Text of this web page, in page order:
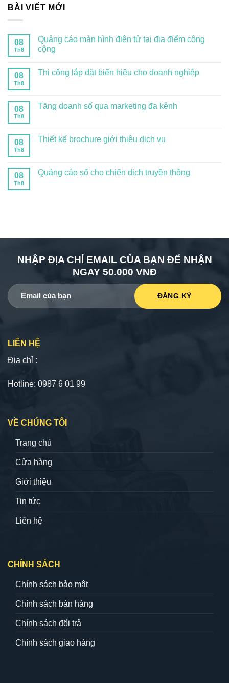
BÀI VIẾT MỚI
08
Th8
Quảng cáo màn hình điện tử tại địa điểm công
cộng
08
Th8
Thi công lắp đặt biển hiệu cho doanh nghiệp
08
Th8
Tăng doanh số qua marketing đa kênh
08
Th8
Thiết kế brochure giới thiệu dịch vụ
08
Th8
Quảng cáo số cho chiến dịch truyền thông
NHẬP ĐỊA CHỈ EMAIL CỦA BẠN ĐỂ NHẬN
NGAY 50.000 VNĐ
LIÊN HỆ
Địa chỉ :
Hotline: 0987 6 01 99
VỀ CHÚNG TÔI
Trang chủ
Cửa hàng
Giới thiệu
Tin tức
Liên hệ
CHÍNH SÁCH
Chính sách bảo mật
Chính sách bán hàng
Chính sách đổi trả
Chính sách giao hàng